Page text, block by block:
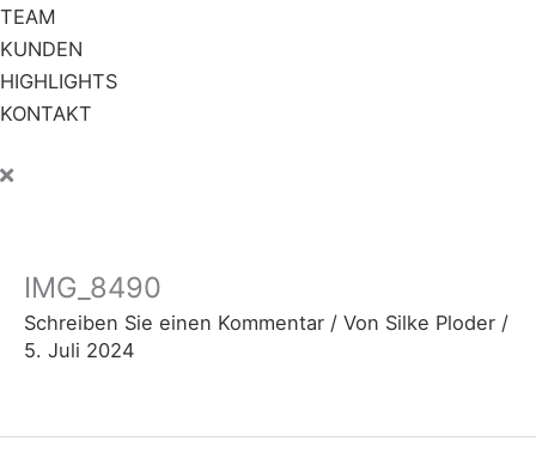
TEAM
KUNDEN
HIGHLIGHTS
KONTAKT
IMG_8490
Schreiben Sie einen Kommentar / Von Silke Ploder /
5. Juli 2024